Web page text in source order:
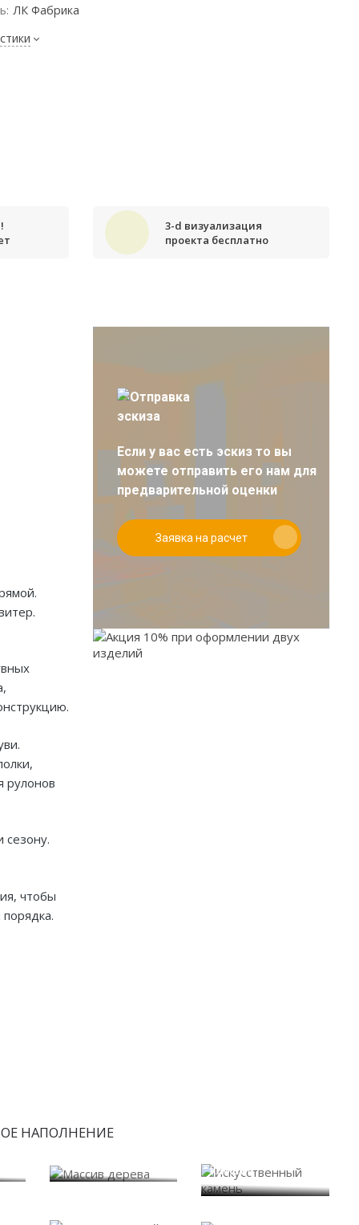
ЛК Фабрика
3-d визуализация
проекта бесплатно
рулонов
чтобы
Если у вас есть эскиз то вы
можете отправить его нам для
предварительной оценки
Заявка на расчет
НАПОЛНЕНИЕ
камень